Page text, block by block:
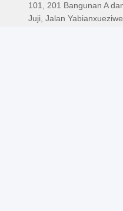
101, 201 Bangunan A
Juji, Jalan